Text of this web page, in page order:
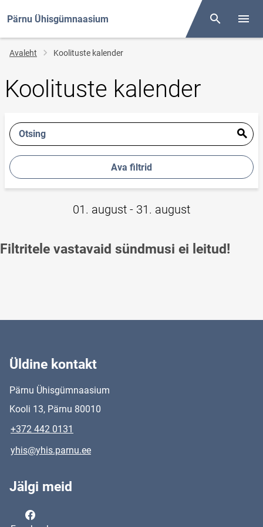
Pärnu Ühisgümnaasium Otsing
Jälglink
Avaleht Koolituste kalender
Koolituste kalender
Otsing
Ava filtrid
01. august - 31. august
Filtritele vastavaid sündmusi ei leitud!
Üldine kontakt
Pärnu Ühisgümnaasium
Kooli 13, Pärnu 80010
+372 442 0131
yhis@yhis.parnu.ee
Jälgi meid